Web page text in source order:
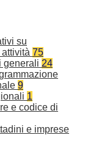
su
75
generali 24
9
1
e codice di
e imprese